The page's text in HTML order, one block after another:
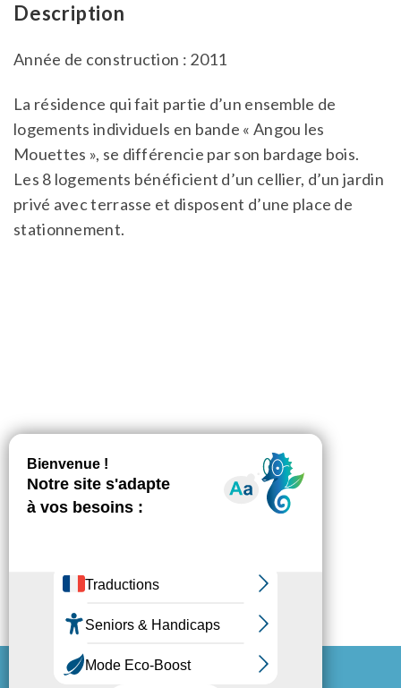
Description
Année de construction : 2011
La résidence qui fait partie d’un ensemble de
logements individuels en bande « Angou les
Mouettes », se différencie par son bardage bois.
Les 8 logements bénéficient d’un cellier, d’un jardin
privé avec terrasse et disposent d’une place de
stationnement.